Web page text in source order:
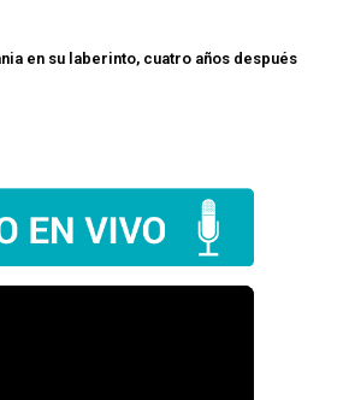
en su laberinto, cuatro años después